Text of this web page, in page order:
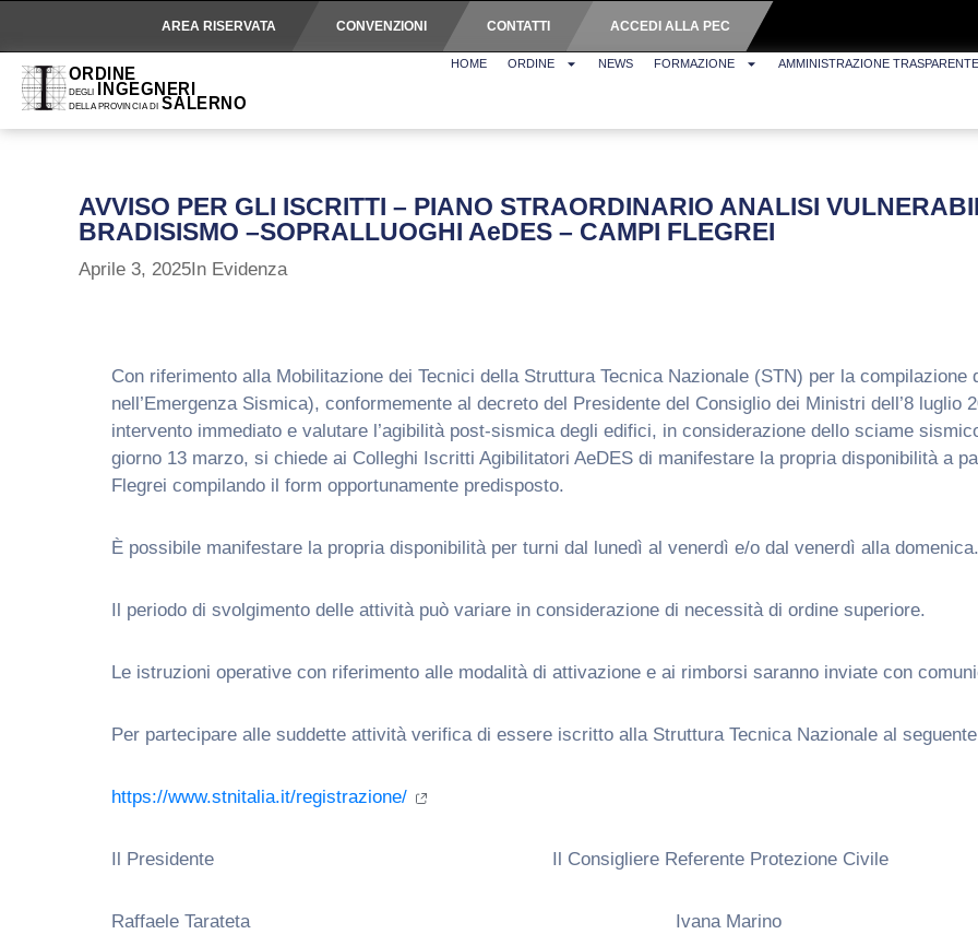
AREA RISERVATA CONVENZIONI CONTATTI ACCEDI ALLA PEC
HOME ORDINE NEWS FORMAZIONE AMMINISTRAZIONE
AVVISO PER GLI ISCRITTI – PIANO STRAORDINARIO ANALISI
BRADISISMO –SOPRALLUOGHI AeDES – CAMPI FLEGREI
Aprile 3, 2025In Evidenza
Con riferimento alla Mobilitazione dei Tecnici della Struttura Tecnica Nazionale (STN) per la compilazione
nell’Emergenza Sismica), conformemente al decreto del Presidente del Consiglio dei Ministri dell’8 luglio
intervento immediato e valutare l’agibilità post-sismica degli edifici, in considerazione dello sciame
giorno 13 marzo, si chiede ai Colleghi Iscritti Agibilitatori AeDES di manifestare la propria disponibilità a
Flegrei compilando il form opportunamente predisposto.
È possibile manifestare la propria disponibilità per turni dal lunedì al venerdì e/o dal venerdì alla domenica.
Il periodo di svolgimento delle attività può variare in considerazione di necessità di ordine superiore.
Le istruzioni operative con riferimento alle modalità di attivazione e ai rimborsi saranno inviate con
Per partecipare alle suddette attività verifica di essere iscritto alla Struttura Tecnica Nazionale al
https://www.stnitalia.it/registrazione/
Il Presidente Il Consigliere Referente Protezione Civile
Raffaele Tarateta Ivana Marino